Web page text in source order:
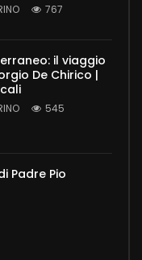
767
il viaggio
De Chirico |
545
Padre Pio